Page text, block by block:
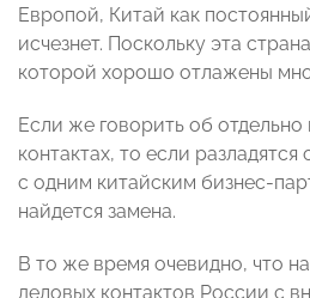
Европой, Китай как
исчезнет. Поскольку эта
которой хорошо отлажены
Если же говорить об отдельно
контактах, то если
с одним китайским бизнес-
найдется замена.
В то же время очевидно, что
деловых контактов России с